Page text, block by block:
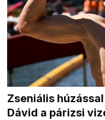
Zseniális
Dávid a párizsi